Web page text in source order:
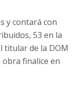
y contará con
53 en la
titular de la DOM
finalice en